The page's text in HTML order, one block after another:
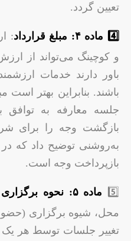
تعیین گردد.
4️⃣ ماده ۴: مبلغ قرارداد
:
و کوچینگ می‌تواند از
باور دارند خدمات
باشند. بنابراین بهتر
جلسه معارفه به توافق
بازگشت وجه را برای
به‌روشنی توضیح داد که
بازپرداخت وجه است.
5️⃣ ماده ۵: نحوه برگزاری جلسات
محل، شیوه برگزاری
تغییر جلسات توسط هر